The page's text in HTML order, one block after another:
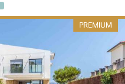
PREMIUM